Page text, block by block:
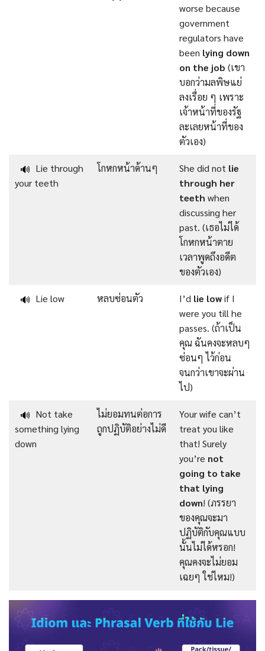
worse because
government
regulators have
been lying down
on the job (เขา
บอกว่ามลพิษแย่
ลงเรื่อย ๆ เพราะ
เจ้าหน้าที่ของรัฐ
ละเลยหน้าที่ของ
ตัวเอง)
🔊 Lie through
your teeth
โกหกหน้าด้านๆ She did not lie
through her
teeth when
discussing her
past. (เธอไม่ได้
โกหกหน้าตาย
เวลาพูดถึงอดีต
ของตัวเอง)
🔊 Lie low หลบซ่อนตัว I’d lie lowif I
were you till he
passes. (ถ้าเป็น
คุณ ฉันคงจะหลบๆ
ซ่อนๆ ไว้ก่อน
จนกว่าเขาจะผ่าน
ไป)
🔊 Not take
something lying
down
ไม่ยอมทนต่อการ
ถูกปฏิบัติอย่างไม่ดี
Your wife can’t
treat you like
that! Surely
you’re not
going to take
that lying
down! (ภรรยา
ของคุณจะมา
ปฏิบัติกับคุณแบบ
นั้นไม่ได้หรอก!
คุณคงจะไม่ยอม
เฉยๆ ใช่ไหม!)